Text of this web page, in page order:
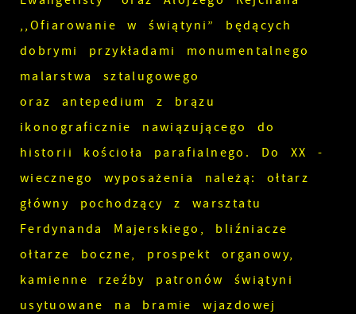
,,Ofiarowanie w świątyni” będących
dobrymi przykładami monumentalnego
malarstwa sztalugowego
oraz antepedium z brązu
ikonograficznie nawiązującego do
historii kościoła parafialnego. Do XX -
wiecznego wyposażenia należą: ołtarz
główny pochodzący z warsztatu
Ferdynanda Majerskiego, bliźniacze
ołtarze boczne, prospekt organowy,
kamienne rzeźby patronów świątyni
usytuowane na bramie wjazdowej